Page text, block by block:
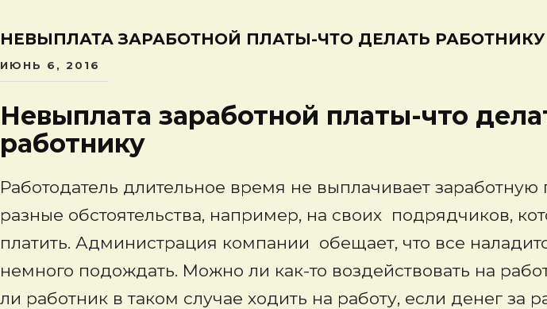
НЕВЫПЛАТА ЗАРАБОТНОЙ ПЛАТЫ-ЧТО ДЕЛАТЬ РАБОТНИКУ
ИЮНЬ 6, 2016
Невыплата заработной платы-что
работнику
Работодатель длительное время не выплачивает заработную
разные обстоятельства, например, на своих подрядчиков,
платить. Администрация компании обещает, что все
немного подождать. Можно ли как-то воздействовать на
ли работник в таком случае ходить на работу, если денег за